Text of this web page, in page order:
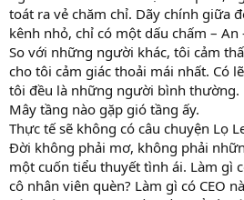
toát ra vẻ chăm chỉ. Dãy chính giữa
kênh nhỏ, chỉ có một dấu chấm –
So với những người khác, tôi cảm
cho tôi cảm giác thoải mái nhất. Có
tôi đều là những người bình thường.
Mây tầng nào gặp gió tầng ấy.
Thực tế sẽ không có câu chuyện Lọ
Đời không phải mơ, không phải
một cuốn tiểu thuyết tình ái. Làm gì
cô nhân viên quèn? Làm gì có CEO